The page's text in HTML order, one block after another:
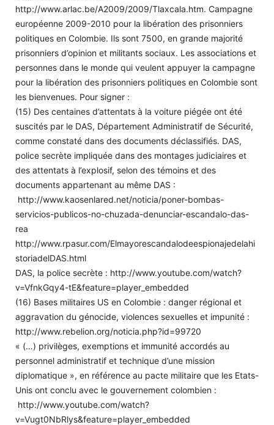
http://www.arlac.be/A2009/2009/Tlaxcala.htm. Campagne
européenne 2009-2010 pour la libération des prisonniers
politiques en Colombie. Ils sont 7500, en grande majorité
prisonniers d’opinion et militants sociaux. Les associations et
personnes dans le monde qui veulent appuyer la campagne
pour la libération des prisonniers politiques en Colombie sont
les bienvenues. Pour signer :
(15) Des centaines d’attentats à la voiture piégée ont été
suscités par le DAS, Département Administratif de Sécurité,
comme constaté dans des documents déclassifiés. DAS,
police secrète impliquée dans des montages judiciaires et
des attentats à l’explosif, selon des témoins et des
documents appartenant au même DAS :
http://www.kaosenlared.net/noticia/poner-bombas-
servicios-publicos-no-chuzada-denunciar-escandalo-das-
rea
http://www.rpasur.com/Elmayorescandalodeespionajedelahi
storiadelDAS.html
DAS, la police secrète : http://www.youtube.com/watch?
v=VfnkGqy4-tE&feature=player_embedded
(16) Bases militaires US en Colombie : danger régional et
aggravation du génocide, violences sexuelles et impunité :
http://www.rebelion.org/noticia.php?id=99720
« (…) privilèges, exemptions et immunité accordés au
personnel administratif et technique d’une mission
diplomatique », en référence au pacte militaire que les Etats-
Unis ont conclu avec le gouvernement colombien :
http://www.youtube.com/watch?
v=Vugt0NbRlys&feature=player_embedded